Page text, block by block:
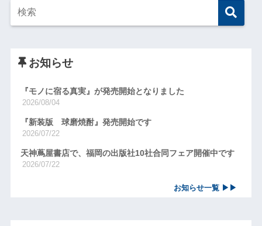
お知らせ
『モノに宿る真実』が発売開始となりました
2026/08/04
『新装版 球磨焼酎』発売開始です
2026/07/22
天神蔦屋書店で、福岡の出版社10社合同フェア開催中です
2026/07/22
お知らせ一覧 ▶▶